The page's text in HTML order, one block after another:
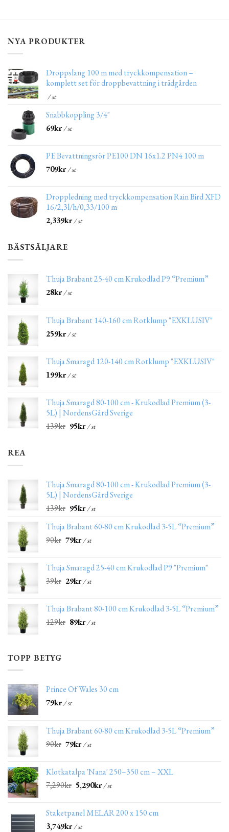
NYA PRODUKTER
Droppslang 100 m med tryckkompensation –
komplett set för droppbevattning i trädgården
/ st
Snabbkoppling 3/4"
69kr/ st
PE Bevattningsrör PE100 DN 16x1.2 PN4 100 m
709kr/ st
Droppledning med tryckkompensation Rain Bird XFD
16/2,3l/h/0,33/100 m
2,339kr/ st
BÄSTSÄLJARE
Thuja Brabant 25-40 cm Krukodlad P9 “Premium”
28kr/ st
Thuja Brabant 140-160 cm Rotklump "EXKLUSIV"
259kr/ st
Thuja Smaragd 120-140 cm Rotklump "EXKLUSIV"
199kr/ st
Thuja Smaragd 80-100 cm - Krukodlad Premium (3-
5L) | NordensGård Sverige
139kr 95kr/ st
REA
Thuja Smaragd 80-100 cm - Krukodlad Premium (3-
5L) | NordensGård Sverige
139kr 95kr/ st
Thuja Brabant 60-80 cm Krukodlad 3-5L “Premium”
90kr 79kr/ st
Thuja Smaragd 25-40 cm Krukodlad P9 "Premium"
39kr 29kr/ st
Thuja Brabant 80-100 cm Krukodlad 3-5L “Premium”
129kr 89kr/ st
TOPP BETYG
Prince Of Wales 30 cm
79kr/ st
Thuja Brabant 60-80 cm Krukodlad 3-5L “Premium”
90kr 79kr/ st
Klotkatalpa 'Nana' 250–350 cm – XXL
7,290kr 5,290kr/ st
Staketpanel MELAR 200 x 150 cm
3,749kr/ st